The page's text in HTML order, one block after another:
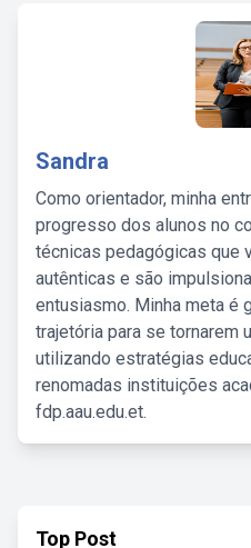
Sandra
Como orientador, minha
progresso dos alunos no
técnicas pedagógicas que
autênticas e são
entusiasmo. Minha meta é
trajetória para se tornarem
utilizando estratégias
renomadas instituições
fdp.aau.edu.et.
Top Post